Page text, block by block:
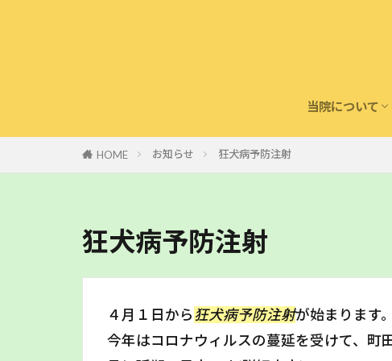
当院について
HOME お知らせ 狂犬病予防注射
狂犬病予防注射
４月１日から狂犬病予防注射が始まります。
今年はコロナウィルスの蔓延を受けて、町